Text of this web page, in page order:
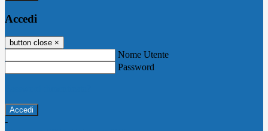
Accedi
button close ×
Nome Utente
Password
-